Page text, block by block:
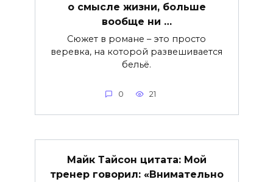
о смысле жизни, больше
вообще ни …
Сюжет в романе – это просто
веревка, на которой развешивается
бельё.
0 21
Майк Тайсон цитата: Мой
тренер говорил: «Внимательно